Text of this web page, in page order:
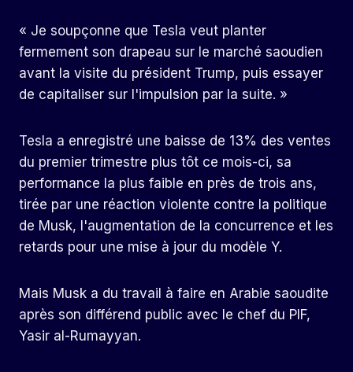
« Je soupçonne que Tesla veut planter
fermement son drapeau sur le marché saoudien
avant la visite du président Trump, puis essayer
de capitaliser sur l'impulsion par la suite. »
Tesla a enregistré une baisse de 13% des ventes
du premier trimestre plus tôt ce mois-ci, sa
performance la plus faible en près de trois ans,
tirée par une réaction violente contre la politique
de Musk, l'augmentation de la concurrence et les
retards pour une mise à jour du modèle Y.
Mais Musk a du travail à faire en Arabie saoudite
après son différend public avec le chef du PIF,
Yasir al-Rumayyan.